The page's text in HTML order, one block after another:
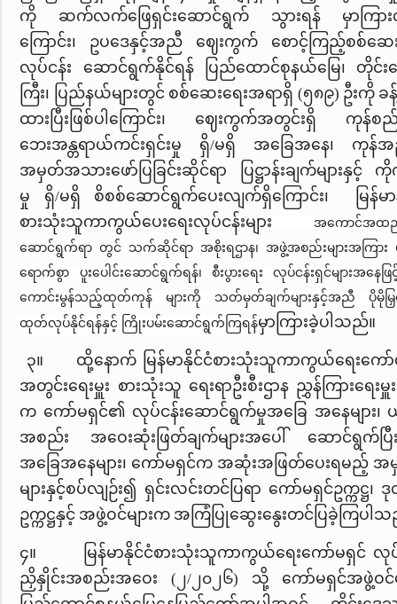
ကို ဆက်လက်ဖြေရှင်းဆောင်ရွက် သွားရန် မှာကြား
ကြောင်း၊ ဥပဒေနှင့်အညီ ဈေးကွက် စောင့်ကြည့်စစ်ဆေး
လုပ်ငန်း ဆောင်ရွက်နိုင်ရန် ပြည်ထောင်စုနယ်မြေ၊ တိုင်း
ကြီး၊ ပြည်နယ်များတွင် စစ်ဆေးရေးအရာရှိ (၅၈၉) ဦးကို
ထားပြီးဖြစ်ပါ‌ကြောင်း၊ ဈေးကွက်အတွင်းရှိ ကုန်စည်မ
ဘေးအန္တရာယ်ကင်းရှင်းမှု ရှိ/မရှိ အခြေအနေ၊ ကုန်အ
အမှတ်အသားဖော်ပြခြင်းဆိုင်ရာ ပြဋ္ဌာန်းချက်များနှင့်
မှု ရှိ/မရှိ စိစစ်ဆောင်ရွက်ပေးလျက်ရှိကြောင်း၊ မြန်မာ
စားသုံးသူကာကွယ်ပေးရေးလုပ်ငန်းများ အကောင်အထည်
ဆောင်ရွက်ရာ တွင် သက်ဆိုင်ရာ အစိုးရဌာန၊ အဖွဲ့အစည်းများအကြား
ရောက်စွာ ပူးပေါင်းဆောင်ရွက်ရန်၊ စီးပွားရေး လုပ်ငန်းရှင်များအနေဖ
ကောင်းမွန်သည့်ထုတ်ကုန် များကို သတ်မှတ်ချက်များနှင့်အညီ ပိုမိုမ
ထုတ်လုပ်နိုင်ရန်နှင့် ကြိုးပမ်းဆောင်ရွက်ကြရန်မှာကြားခဲ့ပါသည်။
၃။ ထို့နောက် မြန်မာနိုင်ငံစားသုံးသူကာကွယ်ရေးကော်
အတွင်းရေးမှူး စားသုံးသူ ရေးရာဦးစီးဌာန ညွှန်ကြားရေးမှူ
က ကော်မရှင်၏ လုပ်ငန်းဆောင်ရွက်မှုအခြေ အနေများ၊
အစည်း အဝေးဆုံးဖြတ်ချက်များအပေါ် ဆောင်ရွက်ပြီး
အခြေအနေများ၊ ကော်မရှင်က အဆုံးအဖြတ်ပေးရမည့် အ
များနှင့်စပ်လျဉ်း၍ ရှင်းလင်းတင်ပြရာ ကော်မရှင်ဥက္ကဋ္ဌ၊
ဥက္ကဋ္ဌနှင့် အဖွဲ့ဝင်များက အကြံပြုဆွေးနွေးတင်ပြခဲ့ကြပါ
၄။ မြန်မာနိုင်ငံစားသုံးသူကာကွယ်ရေးကော်မရှင် လုပ်
ညှိနှိုင်းအစည်းအဝေး (၂/၂၀၂၆) သို့ ကော်မရှင်အဖွဲ့ဝင်မျ